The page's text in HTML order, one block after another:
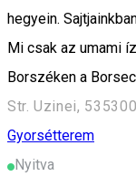
hegyein.
Mi csak az umami
Borszéken a
Str. Uzinei,
Gyorsétterem
Nyitva